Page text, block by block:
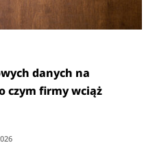
danych na
czym firmy wciąż